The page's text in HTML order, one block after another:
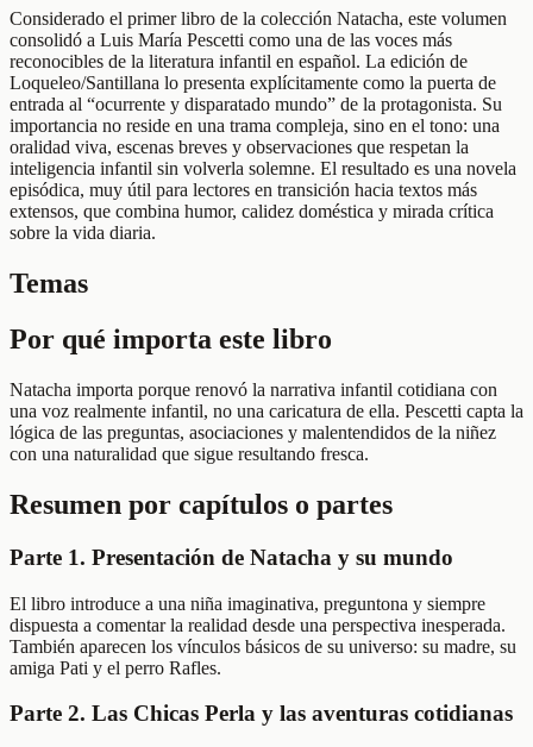
Considerado el primer libro de la colección Natacha, este volumen
consolidó a Luis María Pescetti como una de las voces más
reconocibles de la literatura infantil en español. La edición de
Loqueleo/Santillana lo presenta explícitamente como la puerta de
entrada al “ocurrente y disparatado mundo” de la protagonista. Su
importancia no reside en una trama compleja, sino en el tono: una
oralidad viva, escenas breves y observaciones que respetan la
inteligencia infantil sin volverla solemne. El resultado es una novela
episódica, muy útil para lectores en transición hacia textos más
extensos, que combina humor, calidez doméstica y mirada crítica
sobre la vida diaria.
Temas
Por qué importa este libro
Natacha importa porque renovó la narrativa infantil cotidiana con
una voz realmente infantil, no una caricatura de ella. Pescetti capta la
lógica de las preguntas, asociaciones y malentendidos de la niñez
con una naturalidad que sigue resultando fresca.
Resumen por capítulos o partes
Parte 1. Presentación de Natacha y su mundo
El libro introduce a una niña imaginativa, preguntona y siempre
dispuesta a comentar la realidad desde una perspectiva inesperada.
También aparecen los vínculos básicos de su universo: su madre, su
amiga Pati y el perro Rafles.
Parte 2. Las Chicas Perla y las aventuras cotidianas